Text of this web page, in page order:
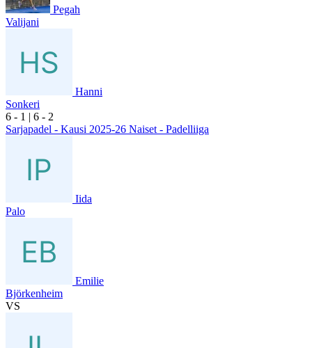
Pegah
Valijani
Hanni
Sonkeri
6 - 1 | 6 - 2
Sarjapadel - Kausi 2025-26 Naiset - Padelliiga
Iida
Palo
Emilie
Björkenheim
VS